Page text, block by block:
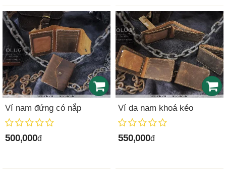
Ví nam đứng có nắp
500,000đ
Ví da nam khoá kéo
550,000đ